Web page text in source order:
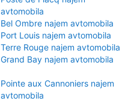
avtomobila
Bel Ombre najem avtomobila
Port Louis najem avtomobila
Terre Rouge najem avtomobila
Grand Bay najem avtomobila
Pointe aux Cannoniers najem
avtomobila